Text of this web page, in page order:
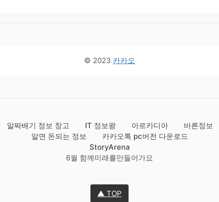
© 2023 카카오
알짜배기 정보 창고 IT 정보왕 아르카디아
바른정보
알면 돈되는 정보
카카오톡 pc버전 다운로드
StoryArena
6월 함께미래를만들어가요
▲ TOP